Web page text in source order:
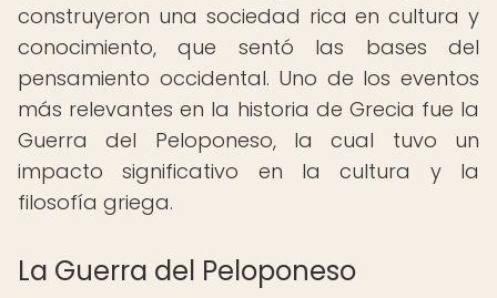
construyeron una sociedad rica en cultura y
conocimiento, que sentó las bases del
pensamiento occidental. Uno de los eventos
más relevantes en la historia de Grecia fue la
Guerra del Peloponeso, la cual tuvo un
impacto significativo en la cultura y la
filosofía griega.
La Guerra del Peloponeso